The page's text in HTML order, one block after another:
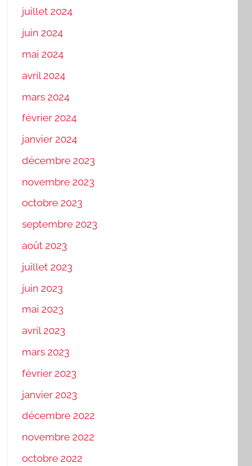
juillet 2024
juin 2024
mai 2024
avril 2024
mars 2024
février 2024
janvier 2024
décembre 2023
novembre 2023
octobre 2023
septembre 2023
août 2023
juillet 2023
juin 2023
mai 2023
avril 2023
mars 2023
février 2023
janvier 2023
décembre 2022
novembre 2022
octobre 2022